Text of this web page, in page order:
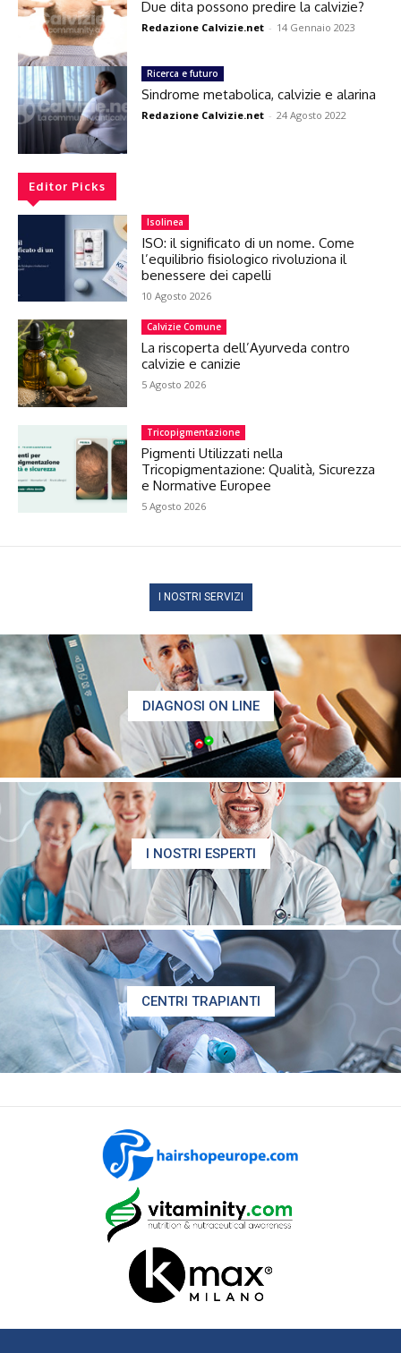
Due dita possono predire la calvizie?
Redazione Calvizie.net - 14 Gennaio 2023
Ricerca e futuro
Sindrome metabolica, calvizie e alarina
Redazione Calvizie.net - 24 Agosto 2022
Editor Picks
Isolinea
ISO: il significato di un nome. Come
l’equilibrio fisiologico rivoluziona il
benessere dei capelli
10 Agosto 2026
Calvizie Comune
La riscoperta dell’Ayurveda contro
calvizie e canizie
5 Agosto 2026
Tricopigmentazione
Pigmenti Utilizzati nella
Tricopigmentazione: Qualità, Sicurezza
e Normative Europee
5 Agosto 2026
I NOSTRI SERVIZI
DIAGNOSI ON LINE
I NOSTRI ESPERTI
CENTRI TRAPIANTI